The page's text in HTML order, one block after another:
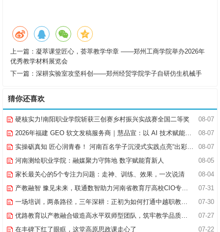
上一篇： 凝萃课堂匠心，荟萃教学华章 ——郑州工商学院举办2026年
优秀教学材料展览会
下一篇： 深耕实验室攻坚科创——郑州经贸学院学子自研仿生机械手
猜你还喜欢
08-07
硬核实力!南阳职业学院斩获三创赛乡村振兴实战赛全国二等奖
08-07
2026年福建 GEO 软文发稿服务商｜慧品宣：以 AI 技术赋能品牌全域传播
08-07
实操砺真知 匠心润青春！ 河南百名学子沉浸式实践点亮“出彩中原”实践路
08-05
河南测绘职业学院：融媒聚力守阵地 数字赋能育新人
08-04
家长最关心的5个专注力问题：走神、训练、效果，一次说清
07-31
产教融智 豫见未来，联通数智助力河南省教育厅高校CIO专题研究班共探AI赋能高等教育新路径
07-30
一场培训，两条路径，三年深耕：正初为如何打通中越职教合作的“最后一公里”
07-27
优路教育以产教融合锻造高水平双师型团队，筑牢教学品质基石
07-22
在丰碑下红了眼眶，这堂高原思政课走心了